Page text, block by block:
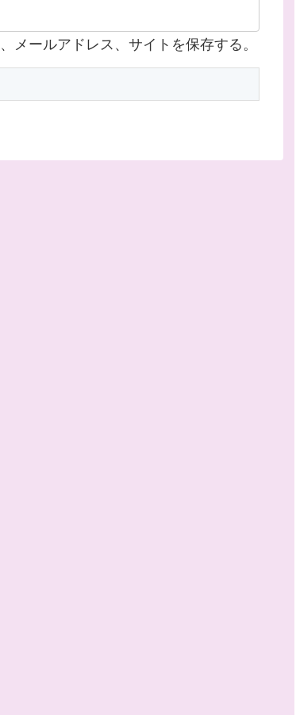
メールアドレス、サイトを保存する。